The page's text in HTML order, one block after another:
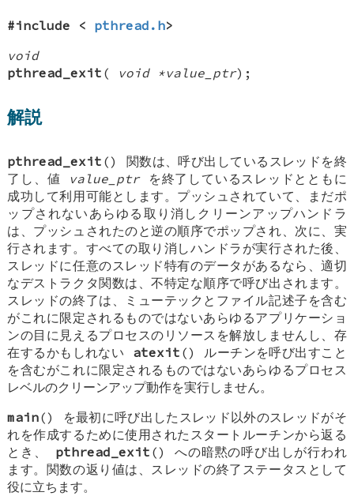
#include < pthread.h>
void
pthread_exit ( void *value_ptr);
解説
pthread_exit () 関数は、呼び出しているスレッドを終
了し、値 value_ptrを終了しているスレッドとともに
成功して利用可能とします。プッシュされていて、まだポ
ップされないあらゆる取り消しクリーンアップハンドラ
は、プッシュされたのと逆の順序でポップされ、次に、実
行されます。すべての取り消しハンドラが実行された後、
スレッドに任意のスレッド特有のデータがあるなら、適切
なデストラクタ関数は、不特定な順序で呼び出されます。
スレッドの終了は、ミューテックとファイル記述子を含む
がこれに限定されるものではないあらゆるアプリケーショ
ンの目に見えるプロセスのリソースを解放しませんし、存
在するかもしれない atexit () ルーチンを呼び出すこと
を含むがこれに限定されるものではないあらゆるプロセス
レベルのクリーンアップ動作を実行しません。
main() を最初に呼び出したスレッド以外のスレッドがそ
れを作成するために使用されたスタートルーチンから返る
とき、 pthread_exit () への暗黙の呼び出しが行われ
ます。関数の返り値は、スレッドの終了ステータスとして
役に立ちます。